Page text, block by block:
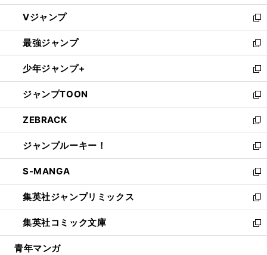
ウ
ィ
ン
ド
ウ
で
開
く
し
い
ウ
ィ
ン
ド
ウ
で
開
く
Vジャンプ
新
し
い
ウ
ィ
ン
ド
ウ
で
開
く
最強ジャンプ
新
し
い
ウ
ィ
ン
ド
ウ
で
開
く
少年ジャンプ+
新
し
い
ウ
ィ
ン
ド
ウ
で
開
く
ジャンプTOON
新
し
い
ウ
ィ
ン
ド
ウ
で
開
く
ZEBRACK
新
し
い
ウ
ィ
ン
ド
ウ
で
開
ジャンプルーキー！
新
し
い
ウ
ィ
ン
ド
ウ
S-MANGA
新
し
い
ウ
ィ
ン
集英社ジャンプリミックス
新
し
い
ウ
集英社コミック文庫
新
し
青年マンガ